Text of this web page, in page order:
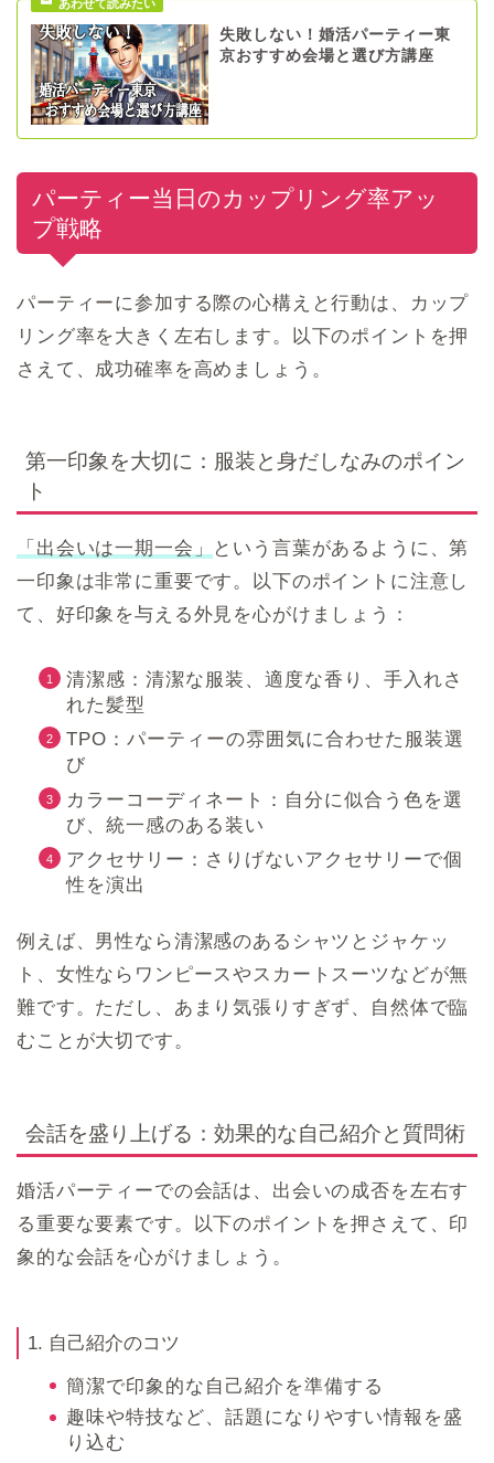
失敗しない！婚活パーティー東
京おすすめ会場と選び方講座
パーティー当日のカップリング率アッ
プ戦略
パーティーに参加する際の心構えと行動は、カップ
リング率を大きく左右します。以下のポイントを押
さえて、成功確率を高めましょう。
第一印象を大切に：服装と身だしなみのポイン
ト
「出会いは一期一会」
という言葉があるように、第
一印象は非常に重要です。以下のポイントに注意し
て、好印象を与える外見を心がけましょう：
清潔感：清潔な服装、適度な香り、手入れさ
れた髪型
TPO：パーティーの雰囲気に合わせた服装選
び
カラーコーディネート：自分に似合う色を選
び、統一感のある装い
アクセサリー：さりげないアクセサリーで個
性を演出
例えば、男性なら清潔感のあるシャツとジャケッ
ト、女性ならワンピースやスカートスーツなどが無
難です。ただし、あまり気張りすぎず、自然体で臨
むことが大切です。
会話を盛り上げる：効果的な自己紹介と質問術
婚活パーティーでの会話は、出会いの成否を左右す
る重要な要素です。以下のポイントを押さえて、印
象的な会話を心がけましょう。
1. 自己紹介のコツ
簡潔で印象的な自己紹介を準備する
趣味や特技など、話題になりやすい情報を盛
り込む